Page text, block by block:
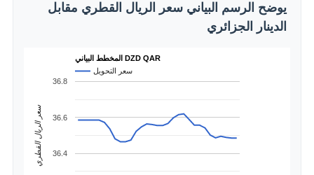
يوضح الرسم البياني سعر الريال القطري مقابل
الدينار الجزائري
المخطط البياني DZD QAR
سعر التحويل
36.4
36.6
36.8
سعر الريال القطري